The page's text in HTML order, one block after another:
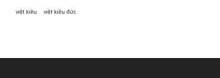
việt kiều việt kiều đức